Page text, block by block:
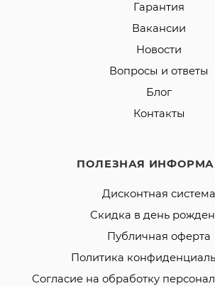
Гарантия
Вакансии
Новости
Вопросы и ответы
Блог
Контакты
ПОЛЕЗНАЯ
Дисконтная система
Скидка в день
Публичная оферта
Политика
Согласие на обработку